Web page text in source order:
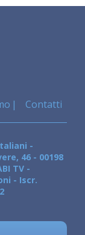
Contatti
-
46 - 00198
TV -
- Iscr.